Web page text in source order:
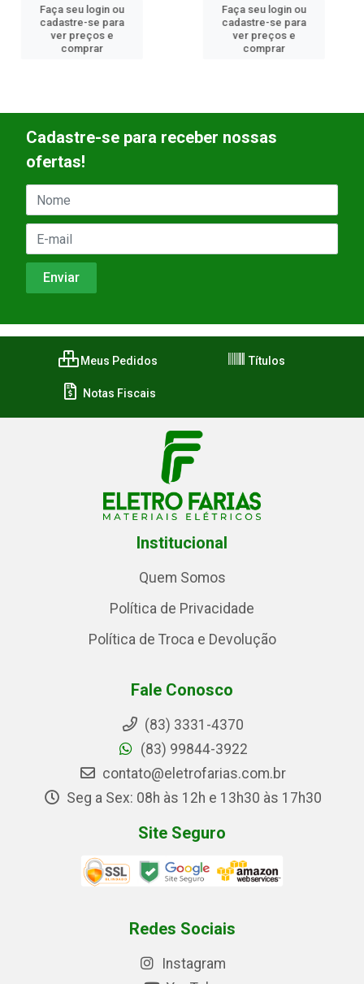
Faça seu login ou
cadastre-se para
ver preços e
comprar
Faça seu login ou
cadastre-se para
ver preços e
comprar
Cadastre-se para receber nossas
ofertas!
Meus Pedidos Títulos
Notas Fiscais
Institucional
Quem Somos
Política de Privacidade
Política de Troca e Devolução
Fale Conosco
(83) 3331-4370
(83) 99844-3922
contato@eletrofarias.com.br
Seg a Sex: 08h às 12h e 13h30 às 17h30
Site Seguro
Redes Sociais
Instagram